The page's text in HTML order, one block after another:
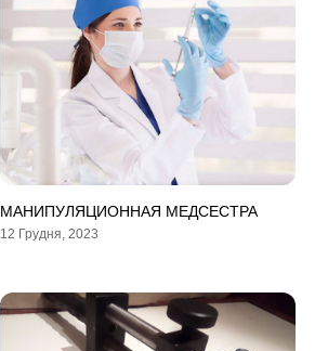
МАНИПУЛЯЦИОННАЯ МЕДСЕСТРА
12 Грудня, 2023